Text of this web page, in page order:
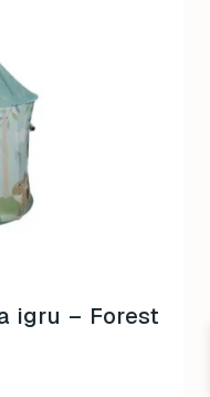
igru – Forest